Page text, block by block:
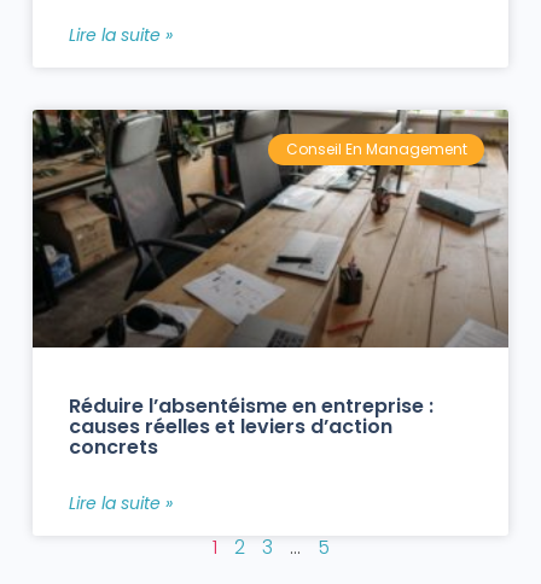
Lire la suite »
Conseil En Management
Réduire l’absentéisme en entreprise :
causes réelles et leviers d’action
concrets
Lire la suite »
1 2 3 … 5